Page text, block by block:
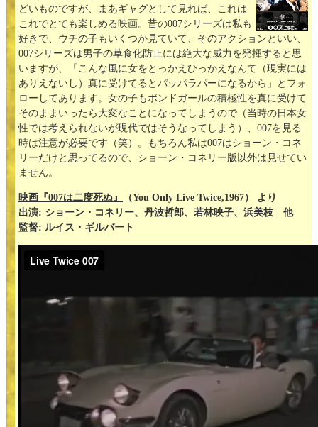
どいものですが、まあギャグとして見れば、これは
これでとても楽しめる映画。昔の007シリーズは私も
好きで、ウチの子もいくつか見ていて、そのアクションといい、
007シリーズは男子の草食化防止には絶大な威力を発揮すると思
いますが、「こんな風に女をとっかえひっかえなんて（現実には
ありえないし）真に受けてるとパッパラパーになるから」とフォ
ローしてあります。女の子もボンドガールの積極性を真に受けて
そのままいったら大変なことになってしまうので（当時の日本女
性では考えられないが現代ではそうなってしまう）、007を見る
時は注意が必要です（笑）。もちろん私は007はショーン・コネ
リーだけと思ってるので、ショーン・コネリー版以外は見せてい
ません。
映画『007は二度死ぬ』
（You Only Live Twice,1967） より
出演: ショーン・コネリー、丹波哲郎、若林映子、浜美枝 他
監督: ルイス・ギルバート